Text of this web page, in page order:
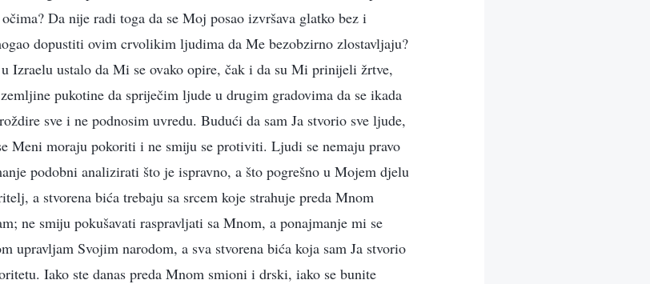
Da nije radi toga da se Moj posao izvršava glatko bez i
dopustiti ovim crvolikim ljudima da Me bezobzirno zlostavljaju?
Izraelu ustalo da Mi se ovako opire, čak i da su Mi prinijeli žrtve,
pukotine da spriječim ljude u drugim gradovima da se ikada
sve i ne podnosim uvredu. Budući da sam Ja stvorio sve ljude,
Meni moraju pokoriti i ne smiju se protiviti. Ljudi se nemaju pravo
podobni analizirati što je ispravno, a što pogrešno u Mojem djelu
a stvorena bića trebaju sa srcem koje strahuje preda Mnom
ne smiju pokušavati raspravljati sa Mnom, a ponajmanje mi se
upravljam Svojim narodom, a sva stvorena bića koja sam Ja stvorio
Iako ste danas preda Mnom smioni i drski, iako se bunite